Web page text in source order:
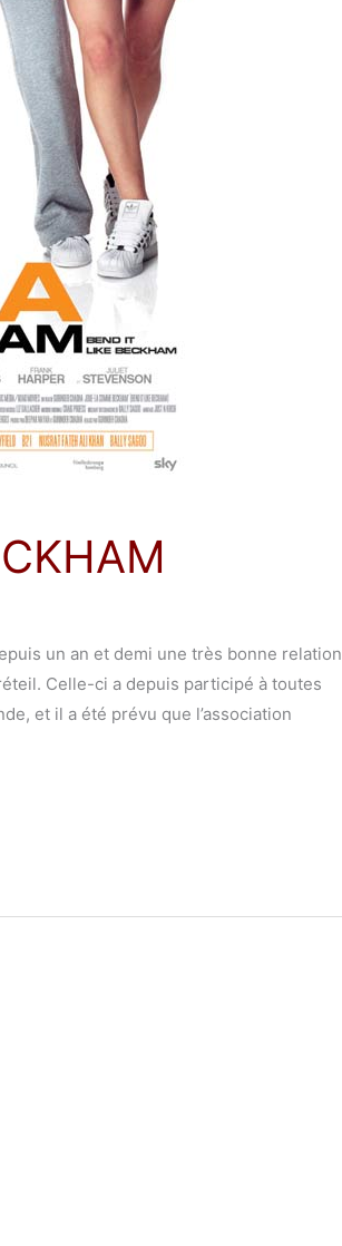
un an et demi une très bonne relation
Celle-ci a depuis participé à toutes
et il a été prévu que l’association